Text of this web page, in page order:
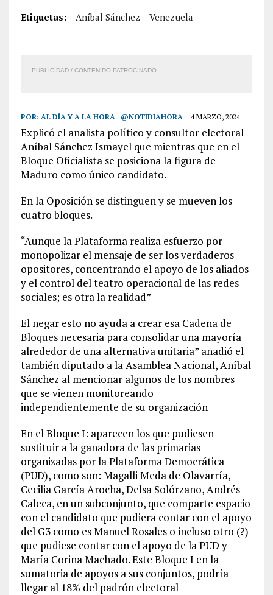
Etiquetas: Aníbal Sánchez Venezuela
PUBLICIDAD / CONTENIDO PATROCINADO
POR: AL DÍA Y A LA HORA | @NOTIDIAHORA 4 MARZO, 2024
Explicó el analista político y consultor electoral
Aníbal Sánchez Ismayel que mientras que en el
Bloque Oficialista se posiciona la figura de
Maduro como único candidato.
En la Oposición se distinguen y se mueven los
cuatro bloques.
“Aunque la Plataforma realiza esfuerzo por
monopolizar el mensaje de ser los verdaderos
opositores, concentrando el apoyo de los aliados
y el control del teatro operacional de las redes
sociales; es otra la realidad”
El negar esto no ayuda a crear esa Cadena de
Bloques necesaria para consolidar una mayoría
alrededor de una alternativa unitaria” añadió el
también diputado a la Asamblea Nacional, Aníbal
Sánchez al mencionar algunos de los nombres
que se vienen monitoreando
independientemente de su organización
En el Bloque I: aparecen los que pudiesen
sustituir a la ganadora de las primarias
organizadas por la Plataforma Democrática
(PUD), como son: Magalli Meda de Olavarría,
Cecilia García Arocha, Delsa Solórzano, Andrés
Caleca, en un subconjunto, que comparte espacio
con el candidato que pudiera contar con el apoyo
del G3 como es Manuel Rosales o incluso otro (?)
que pudiese contar con el apoyo de la PUD y
María Corina Machado. Este Bloque I en la
sumatoria de apoyos a sus conjuntos, podría
llegar al 18% del padrón electoral